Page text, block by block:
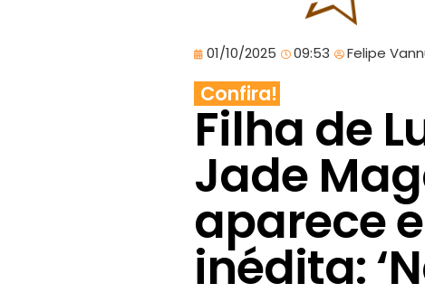
01/10/2025 09:53 Felipe
Confira!
Filha de
Jade
aparece
inédita: